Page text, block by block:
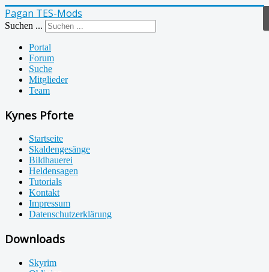
Pagan TES-Mods
Suchen ...
Portal
Forum
Suche
Mitglieder
Team
Kynes Pforte
Startseite
Skaldengesänge
Bildhauerei
Heldensagen
Tutorials
Kontakt
Impressum
Datenschutzerklärung
Downloads
Skyrim